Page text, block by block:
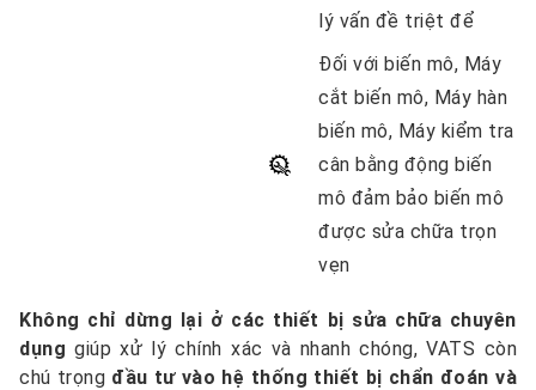
lý vấn đề triệt để
Đối với biến mô, Máy
cắt biến mô, Máy hàn
biến mô, Máy kiểm tra
cân bằng động biến
mô đảm bảo biến mô
được sửa chữa trọn
vẹn
Không chỉ dừng lại ở các thiết bị sửa chữa chuyên
dụng giúp xử lý chính xác và nhanh chóng, VATS còn
chú trọng đầu tư vào hệ thống thiết bị chẩn đoán và